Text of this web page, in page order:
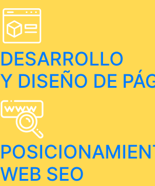
DESARROLLO
Y DISEÑO DE
WEB SEO